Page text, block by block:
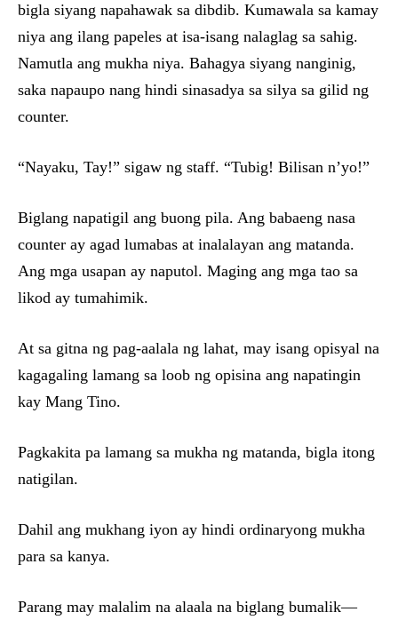
bigla siyang napahawak sa dibdib. Kumawala sa kamay
niya ang ilang papeles at isa-isang nalaglag sa sahig.
Namutla ang mukha niya. Bahagya siyang nanginig,
saka napaupo nang hindi sinasadya sa silya sa gilid ng
counter.
“Nayaku, Tay!” sigaw ng staff. “Tubig! Bilisan n’yo!”
Biglang napatigil ang buong pila. Ang babaeng nasa
counter ay agad lumabas at inalalayan ang matanda.
Ang mga usapan ay naputol. Maging ang mga tao sa
likod ay tumahimik.
At sa gitna ng pag-aalala ng lahat, may isang opisyal na
kagagaling lamang sa loob ng opisina ang napatingin
kay Mang Tino.
Pagkakita pa lamang sa mukha ng matanda, bigla itong
natigilan.
Dahil ang mukhang iyon ay hindi ordinaryong mukha
para sa kanya.
Parang may malalim na alaala na biglang bumalik—